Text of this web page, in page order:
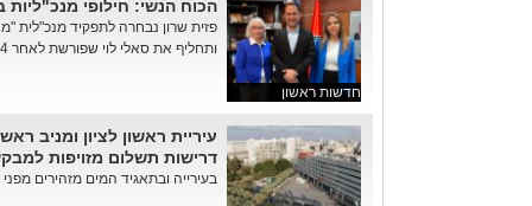
חדשות ראשון
הכוח הנשי: חילופי
פזית שרון נבחרה לתפקיד מנכ"לית
ותחליף את סאלי לוי שפורשת לאחר 14 שנים בתפקיד. שרון כיהנה ...
עיריית ראשון לציון ומניב
דרישות תשלום מזויפות
בעירייה ובתאגיד המים מזהירים